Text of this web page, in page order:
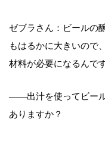
ゼブラさん：ビールの
もはるかに大きいので
材料が必要になるんで
――出汁を使ってビー
ありますか？